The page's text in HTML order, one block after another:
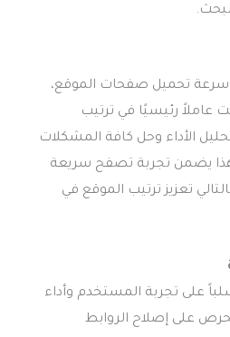
سرعة تحميل صفحات الموقع،
رئيسيًا في ترتيب
الأداء وحل كافة المشكلات
يضمن تجربة تصفح سريعة
تعزيز ترتيب الموقع في
على تجربة المستخدم وأداء
على إصلاح الروابط